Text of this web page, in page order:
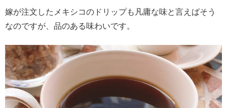
嫁が注文したメキシコのドリップも凡庸な味と言えばそう
なのですが、品のある味わいです。